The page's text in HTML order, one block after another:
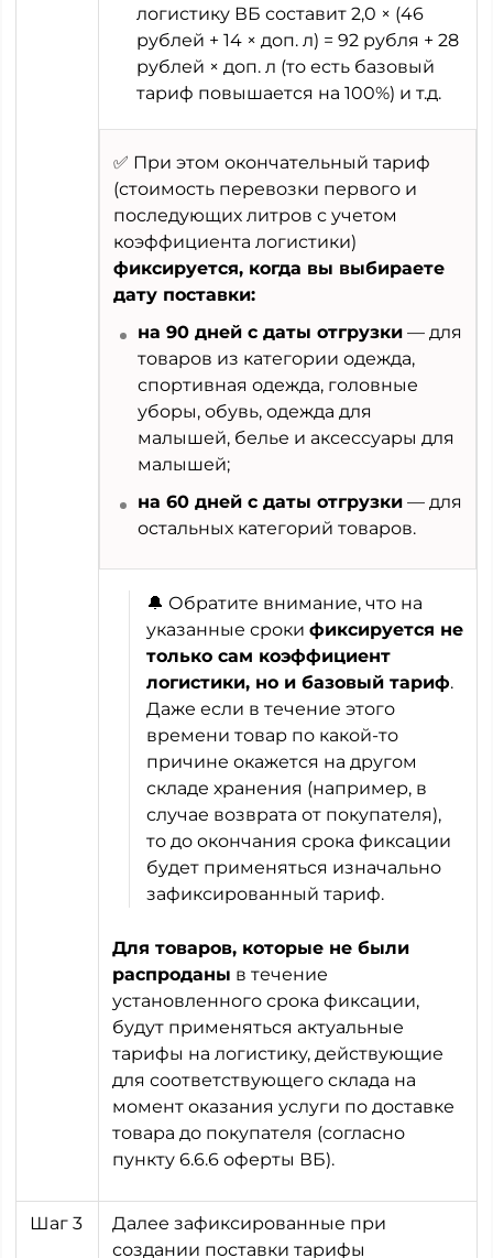
логистику ВБ составит 2,0 × (46
рублей + 14 × доп. л) = 92 рубля + 28
рублей × доп. л (то есть базовый
тариф повышается на 100%) и т.д.
✅ При этом окончательный тариф
(стоимость перевозки первого и
последующих литров с учетом
коэффициента логистики)
фиксируется, когда вы выбираете
дату поставки:
на 90 дней с даты отгрузки — для
товаров из категории одежда,
спортивная одежда, головные
уборы, обувь, одежда для
малышей, белье и аксессуары для
малышей;
на 60 дней с даты отгрузки — для
остальных категорий товаров.
🔔 Обратите внимание, что на
указанные сроки фиксируется не
только сам коэффициент
логистики, но и базовый тариф.
Даже если в течение этого
времени товар по какой-то
причине окажется на другом
складе хранения (например, в
случае возврата от покупателя),
то до окончания срока фиксации
будет применяться изначально
зафиксированный тариф.
Для товаров, которые не были
распроданы в течение
установленного срока фиксации,
будут применяться актуальные
тарифы на логистику, действующие
для соответствующего склада на
момент оказания услуги по доставке
товара до покупателя (согласно
пункту 6.6.6 оферты ВБ).
Шаг 3
Далее зафиксированные при
создании поставки тарифы